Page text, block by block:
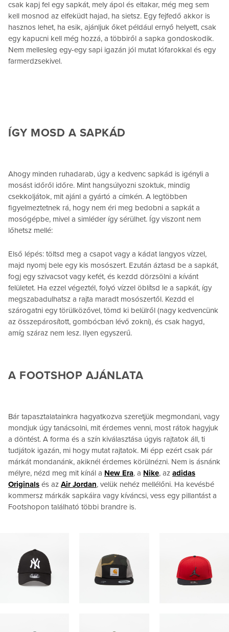
csak kapj fel egy sapkát, mely ápol és eltakar, még meg sem
kell mosnod az elfeküdt hajad, ha sietsz. Egy fejfedő akkor is
hasznos lehet, ha esik, ajánljuk őket például ernyő helyett, csak
egy kapucni kell még hozzá, a többiről a sapka gondoskodik.
Nem mellesleg egy-egy sapi igazán jól mutat lófarokkal és egy
farmerdzsekivel.
ÍGY MOSD A SAPKÁD
Ahogy minden ruhadarab, úgy a kedvenc sapkád is igényli a
mosást időről időre. Mint hangsúlyozni szoktuk, mindig
csekkoljátok, mit ajánl a gyártó a címkén. A legtöbben
figyelmeztetnek rá, hogy nem éri meg bedobni a sapkát a
mosógépbe, mivel a simléder így sérülhet. Így viszont nem
lőhetsz mellé:
Első lépés: töltsd meg a csapot vagy a kádat langyos vízzel,
majd nyomj bele egy kis mosószert. Ezután áztasd be a sapkát,
fogj egy szivacsot vagy kefét, és kezdd dörzsölni a kívánt
felületet. Ha ezzel végeztél, folyó vízzel öblítsd le a sapkát, így
megszabadulhatsz a rajta maradt mosószertől. Kezdd el
szárogatni egy törülközővel, tömd ki belülről (nagy kedvencünk
az összepárosított, gombócban lévő zokni), és csak hagyd,
amíg száraz nem lesz. Ilyen egyszerű.
A FOOTSHOP AJÁNLATA
Bár tapasztalatainkra hagyatkozva szeretjük megmondani, vagy
mondjuk úgy tanácsolni, mit érdemes venni, most rátok hagyjuk
a döntést. A forma és a szín kiválasztása úgyis rajtatok áll, ti
tudjátok igazán, mi hogy mutat rajtatok. Mi épp ezért csak pár
márkát mondanánk, akiknél érdemes körülnézni. Nem is ásnánk
mélyre, nézd meg mit kínál a New Era, a Nike, az adidas
Originals és az Air Jordan, velük nehéz mellélőni. Ha kevésbé
kommersz márkák sapkáira vagy kíváncsi, vess egy pillantást a
Footshopon található többi brandre is.